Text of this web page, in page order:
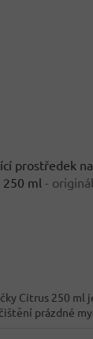
prostředek
ml -
Citrus 250 ml
prázdné